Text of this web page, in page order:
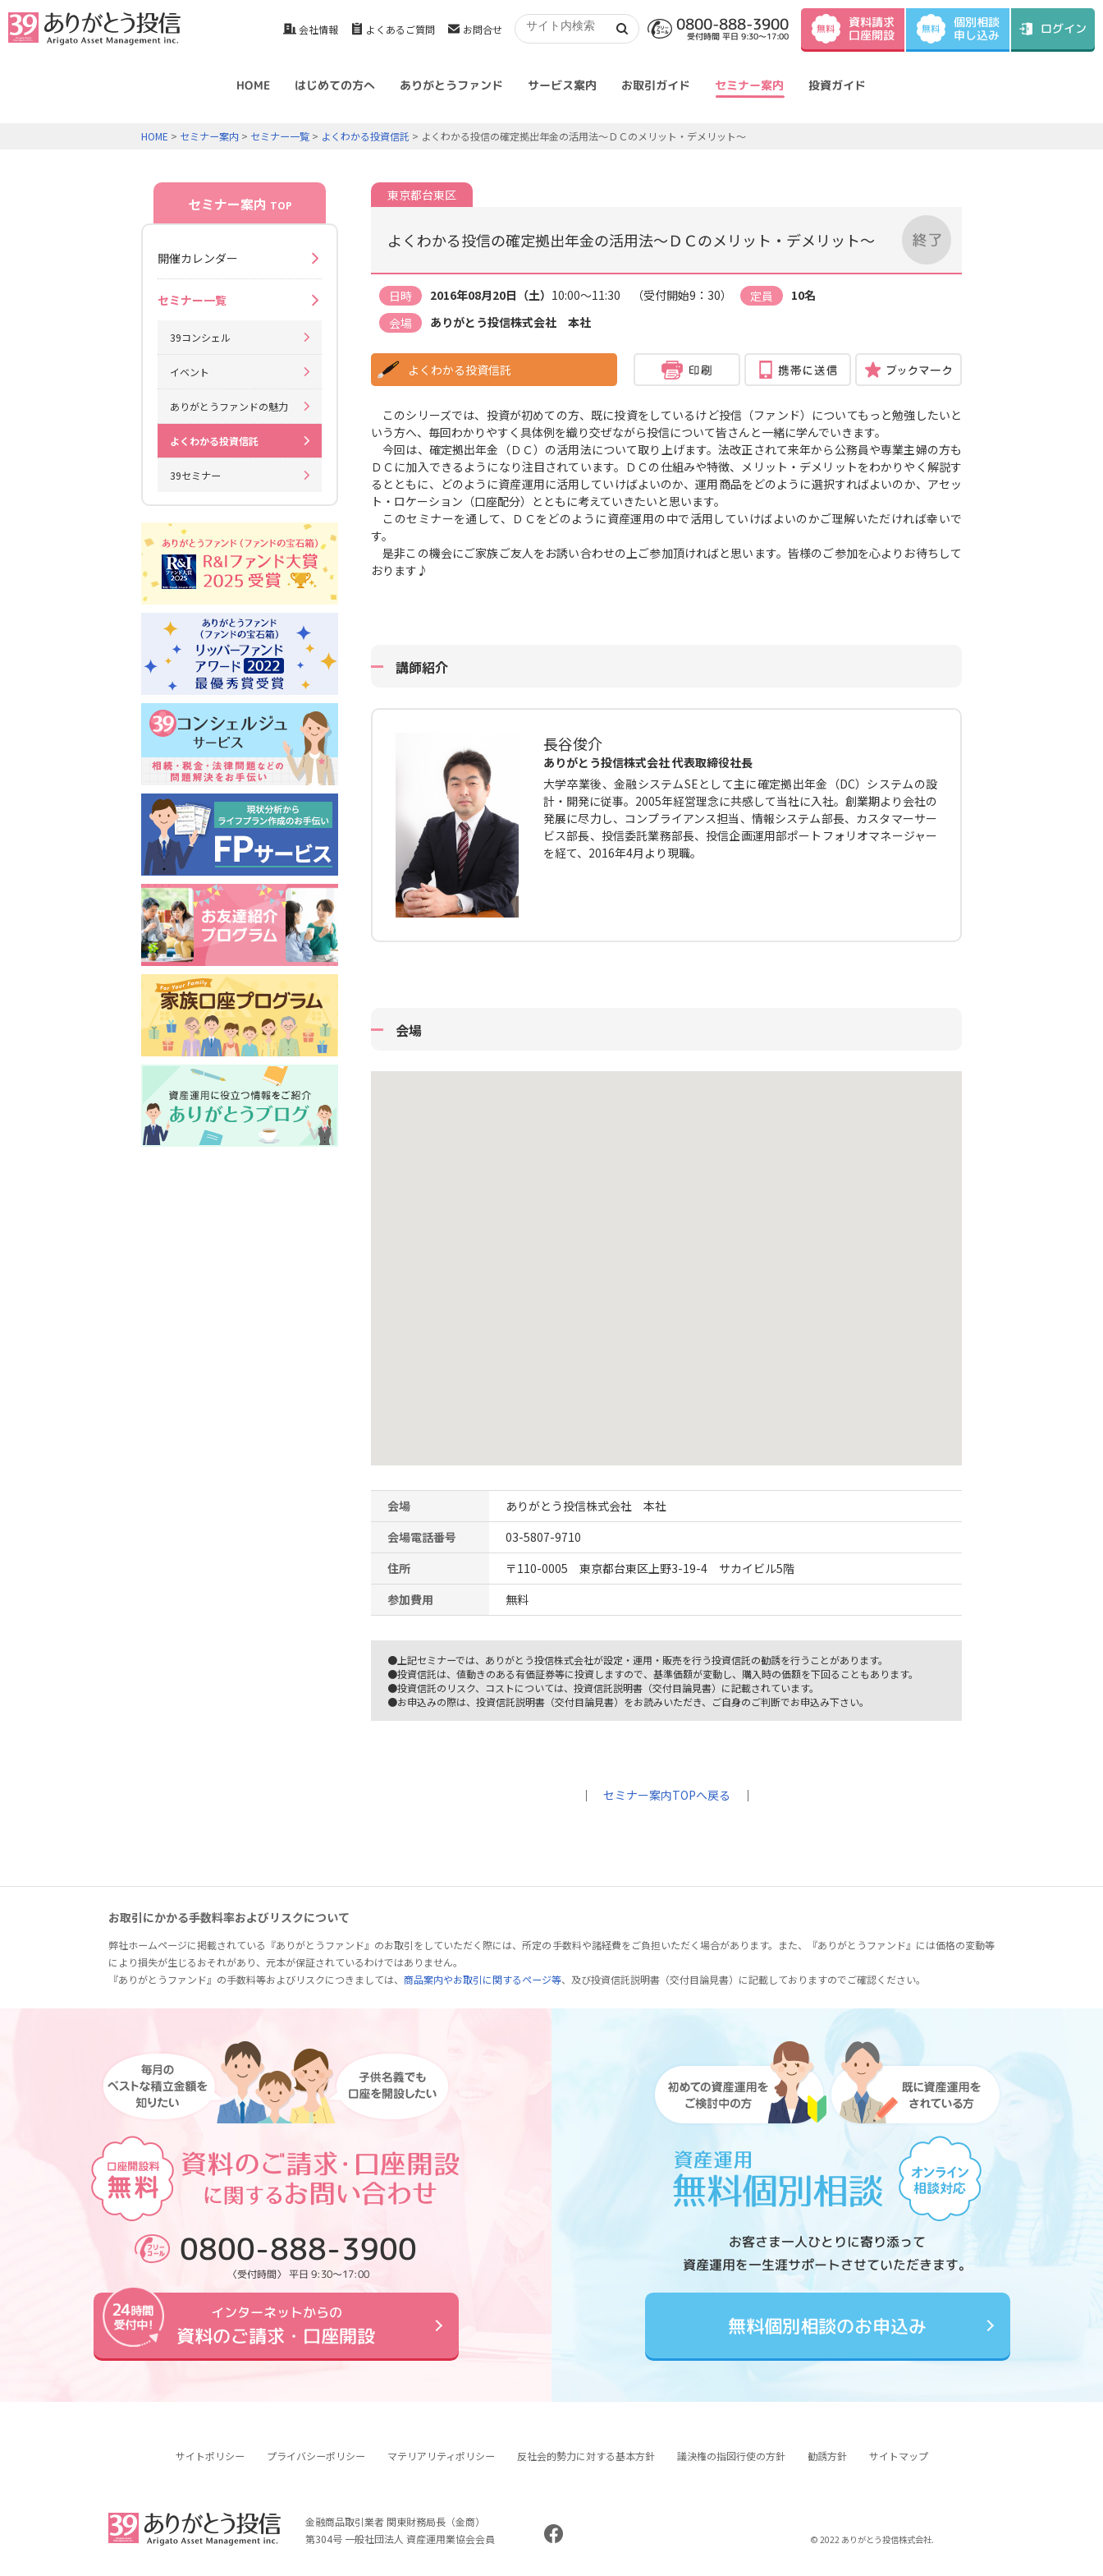
会社情報 よくあるご質問 お問合せ 0800-888-3900
受付時間 平日 9:30～17:00
無料 資料請求
口座開設 無料 個別相談
申し込み ログイン
HOME はじめての方へ ありがとうファンド サービス案内 お取引ガイド セミナー案内 投資ガイド
HOME > セミナー案内 > セミナー一覧 > よくわかる投資信託 > よくわかる投信の確定拠出年金の活用法～ＤＣのメリット・デメリット～
東京都台東区
よくわかる投信の確定拠出年金の活用法～ＤＣのメリット・デメリット～
日時 2016年08月20日（土） 10:00～11:30 （受付開始9：30） 定員
10名
会場
ありがとう投信株式会社 本社
よくわかる投資信託
このシリーズでは、投資が初めての方、既に投資をしているけど投信（ファンド）についてもっと勉強したいと
いう方へ、毎回わかりやすく具体例を織り交ぜながら投信について皆さんと一緒に学んでいきます。
今回は、確定拠出年金（ＤＣ）の活用法について取り上げます。法改正されて来年から公務員や専業主婦の方も
ＤＣに加入できるようになり注目されています。ＤＣの仕組みや特徴、メリット・デメリットをわかりやく解説す
るとともに、どのように資産運用に活用していけばよいのか、運用商品をどのように選択すればよいのか、アセッ
ト・ロケーション（口座配分）とともに考えていきたいと思います。
このセミナーを通して、ＤＣをどのように資産運用の中で活用していけばよいのかご理解いただければ幸いで
す。
是非この機会にご家族ご友人をお誘い合わせの上ご参加頂ければと思います。皆様のご参加を心よりお待ちして
おります♪
講師紹介
長谷俊介
ありがとう投信株式会社 代表取締役社長
大学卒業後、金融システムSEとして主に確定拠出年金（DC）システムの設
計・開発に従事。2005年経営理念に共感して当社に入社。創業期より会社の
発展に尽力し、コンプライアンス担当、情報システム部長、カスタマーサー
ビス部長、投信委託業務部長、投信企画運用部ポートフォリオマネージャー
を経て、2016年4月より現職。
会場
会場
ありがとう投信株式会社 本社
会場電話番号
03-5807-9710
住所
〒110-0005 東京都台東区上野3-19-4 サカイビル5階
参加費用
無料
●上記セミナーでは、ありがとう投信株式会社が設定・運用・販売を行う投資信託の勧誘を行うことがあります。
●投資信託は、値動きのある有価証券等に投資しますので、基準価額が変動し、購入時の価額を下回ることもあります。
●投資信託のリスク、コストについては、投資信託説明書（交付目論見書）に記載されています。
●お申込みの際は、投資信託説明書（交付目論見書）をお読みいただき、ご自身のご判断でお申込み下さい。
｜ セミナー案内TOPへ戻る ｜
セミナー案内 TOP
開催カレンダー
セミナー一覧
39コンシェル
イベント
ありがとうファンドの魅力
よくわかる投資信託
39セミナー
お取引にかかる手数料率およびリスクについて
弊社ホームページに掲載されている『ありがとうファンド』のお取引をしていただく際には、所定の手数料や諸経費をご負担いただく場合があります。また、『ありがとうファンド』には価格の変動等
により損失が生じるおそれがあり、元本が保証されているわけではありません。
『ありがとうファンド』の手数料等およびリスクにつきましては、 商品案内やお取引に関するページ等、及び投資信託説明書（交付目論見書）に記載しておりますのでご確認ください。
0800-888-3900
〈受付時間〉 平日 9:30～17:00
インターネットからの
資料のご請求・口座開設
お客さま一人ひとりに寄り添って
資産運用を一生涯サポートさせていただきます。
無料個別相談のお申込み
サイトポリシー プライバシーポリシー マテリアリティポリシー 反社会的勢力に対する基本方針 議決権の指図行使の方針 勧誘方針 サイトマップ
金融商品取引業者 関東財務局長（金商）
第304号 一般社団法人 資産運用業協会会員
© 2022 ありがとう投信株式会社.